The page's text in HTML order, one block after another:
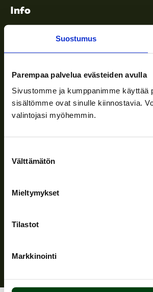
Suostumus
Parempaa palvelua evästeiden avulla
Sivustomme ja kumppanimme käyttää
sisältömme ovat sinulle kiinnostavia.
valintojasi myöhemmin.
valinta
Välttämätön
Mieltymykset
Tilastot
Markkinointi
Info
Leveransvillkor
Nyheter
Företaget
Information och stöd